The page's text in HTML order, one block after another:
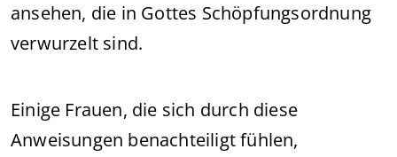
ansehen, die in Gottes Schöpfungsordnung
verwurzelt sind.
Einige Frauen, die sich durch diese
Anweisungen benachteiligt fühlen,